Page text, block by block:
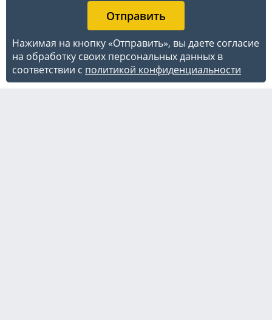
Нажимая на кнопку «Отправить», вы даете согласие
на обработку своих персональных данных в
соответствии с политикой конфиденциальности